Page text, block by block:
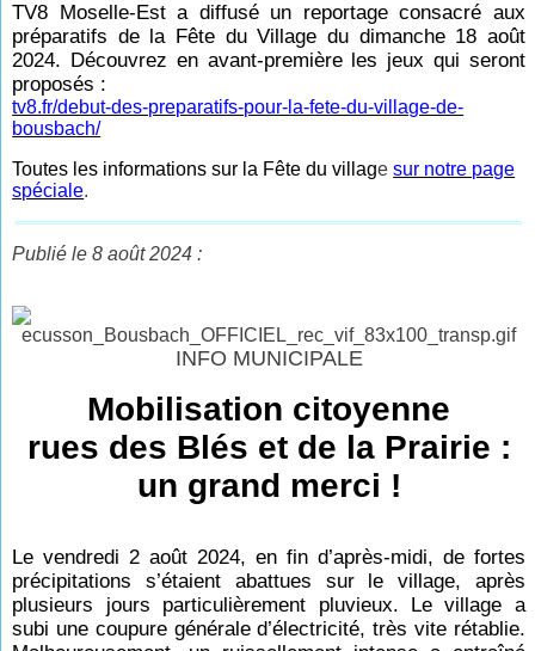
TV8 Moselle-Est a diffusé un reportage consacré aux
préparatifs de la Fête du Village du dimanche 18 août
2024. Découvrez en avant-première les jeux qui seront
proposés :
tv8.fr/debut-des-preparatifs-pour-la-fete-du-village-de-
bousbach/
Toutes les informations sur la Fête du villagesur notre page
spéciale.
Publié le 8 août 2024 :
INFO MUNICIPALE
Mobilisation citoyenne
rues des Blés et de la Prairie :
un grand merci !
Le vendredi 2 août 2024, en fin d’après-midi, de fortes
précipitations s’étaient abattues sur le village, après
plusieurs jours particulièrement pluvieux. Le village a
subi une coupure générale d’électricité, très vite rétablie.